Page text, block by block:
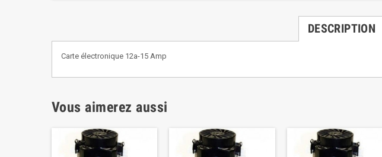
DESCRIPTION
Carte électronique 12a-15 Amp
Vous aimerez aussi